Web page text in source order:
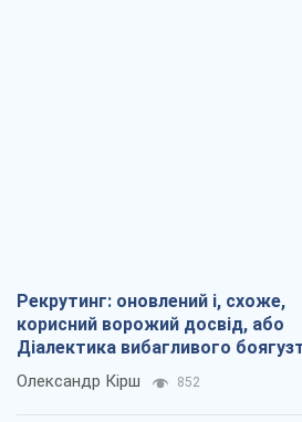
Рекрутинг: оновлений і, схоже,
корисний ворожий досвід, або
Діалектика вибагливого
Олександр Кірш 852